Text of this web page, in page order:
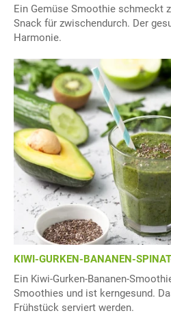
Ein Gemüse Smoothie schmeckt
Snack für zwischendurch. Der
Harmonie.
KIWI-GURKEN-BANANEN-
Ein Kiwi-Gurken-Bananen-
Smoothies und ist kerngesund.
Frühstück serviert werden.